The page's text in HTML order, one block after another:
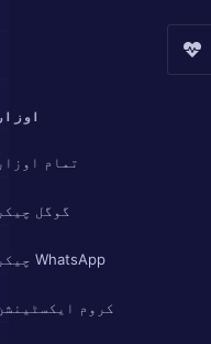
اوزار
تمام اوزار
گوگل چیکر
WhatsApp چیکر
کروم ایکسٹینشن